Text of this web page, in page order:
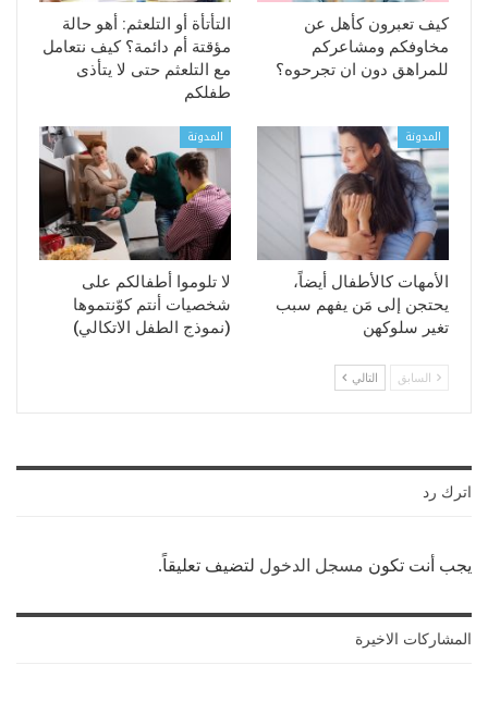
كيف تعبرون كأهل عن
مخاوفكم ومشاعركم
للمراهق دون ان تجرحوه؟
التأتأة أو التلعثم: أهو حالة
مؤقتة أم دائمة؟ كيف نتعامل
مع التلعثم حتى لا يتأذى
طفلكم
المدونة
الأمهات كالأطفال أيضاً،
يحتجن إلى مَن يفهم سبب
تغير سلوكهن
المدونة
لا تلوموا أطفالكم على
شخصيات أنتم كوّنتموها
(نموذج الطفل الاتكالي)
السابق التالي
اترك رد
يجب أنت تكون مسجل الدخول لتضيف تعليقاً.
المشاركات الاخيرة